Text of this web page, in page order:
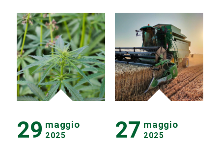
29 maggio
2025 27 maggio
2025